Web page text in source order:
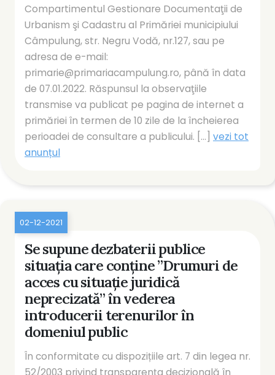
Compartimentul Gestionare Documentaţii de
Urbanism şi Cadastru al Primăriei municipiului
Câmpulung, str. Negru Vodă, nr.127, sau pe
adresa de e-mail:
primarie@primariacampulung.ro, până în data
de 07.01.2022. Răspunsul la observaţiile
transmise va publicat pe pagina de internet a
primăriei în termen de 10 zile de la încheierea
perioadei de consultare a publicului. [...] vezi tot
anunțul
02-12-2021
Se supune dezbaterii publice
situația care conține ”Drumuri de
acces cu situație juridică
neprecizată” în vederea
introducerii terenurilor în
domeniul public
În conformitate cu dispozițiile art. 7 din legea nr.
52/2003 privind transparența decizională în